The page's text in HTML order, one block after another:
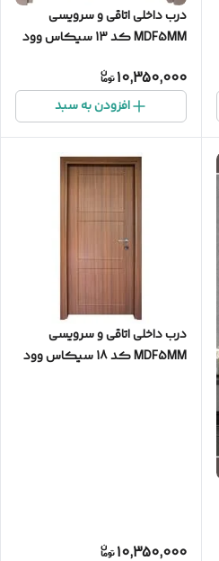
درب داخلی اتاقی و سرویسی
MDF5MM کد 13 سیکاس وود
10,350,000
افزودن به سبد
درب داخلی اتاقی و سرویسی
MDF5MM کد 18 سیکاس وود
10,350,000